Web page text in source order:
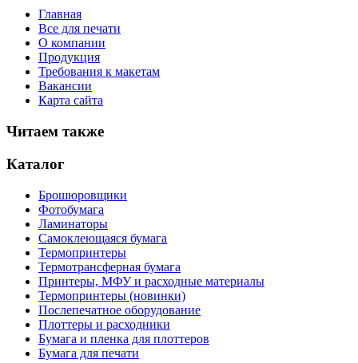
Главная
Все для печати
О компании
Продукция
Требования к макетам
Вакансии
Карта сайта
Читаем также
Каталог
Брошюровщики
Фотобумага
Ламинаторы
Самоклеющаяся бумага
Термопринтеры
Термотрансферная бумага
Принтеры, МФУ и расходные материалы
Термопринтеры (новинки)
Послепечатное оборудование
Плоттеры и расходники
Бумага и пленка для плоттеров
Бумага для печати